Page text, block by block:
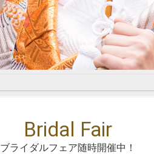
Bridal Fair
ブライダルフェア随時開催中！